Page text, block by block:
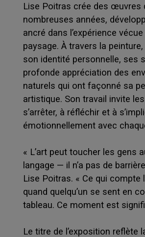
Lise Poitras crée des œuvres
nombreuses années,
ancré dans l’expérience
paysage. À travers la
son identité personnelle, ses
profonde appréciation des
naturels qui ont façonné sa
artistique. Son travail invite
s’arrêter, à réfléchir et à
émotionnellement avec
« L’art peut toucher les gens
langage — il n’a pas de
Lise Poitras. « Ce qui compte
quand quelqu’un se sent en
tableau. Ce moment est
Le titre de l’exposition reflète